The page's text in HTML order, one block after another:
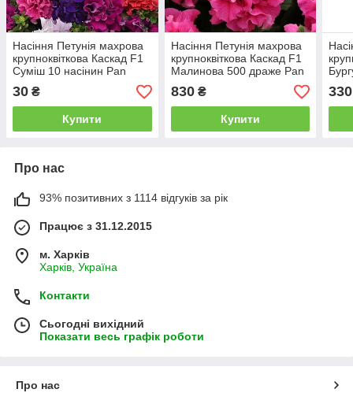
Насіння Петунія махрова
крупноквіткова Каскад F1
Суміш 10 насінин Pan
American
30 ₴
Купити
Насіння Петунія махрова
крупноквіткова Каскад F1
Малинова 500 драже Pan
American
830₴
Купити
330
Про нас
93% позитивних з 1114 відгуків за рік
Працює з 31.12.2015
м. Харків
Харків, Україна
Контакти
Сьогодні вихідний
Показати весь графік роботи
Про нас